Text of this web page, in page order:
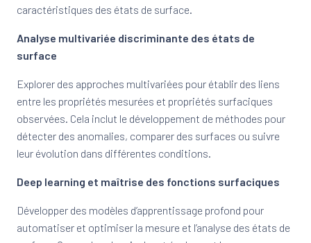
caractéristiques des états de surface.
Analyse multivariée discriminante des états de
surface
Explorer des approches multivariées pour établir des liens
entre les propriétés mesurées et propriétés surfaciques
observées. Cela inclut le développement de méthodes pour
détecter des anomalies, comparer des surfaces ou suivre
leur évolution dans différentes conditions.
Deep learning et maîtrise des fonctions surfaciques
Développer des modèles d’apprentissage profond pour
automatiser et optimiser la mesure et l’analyse des états de